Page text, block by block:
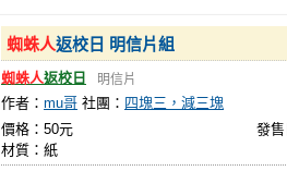
蜘蛛人返校日 明信片組
蜘蛛人返校日 明信片
作者： mu哥 社團： 四塊三，減三塊
價格：50元
發
材質：紙